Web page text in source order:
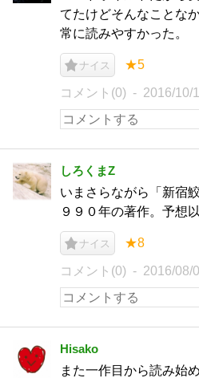
てたけどそんなことな
常に読みやすかった。
ナイス ★5
コメント(0) 2016/10/
しろくまZ
いまさらながら「新宿
９９０年の著作。予想
ナイス ★8
コメント(0) 2016/08/
Hisako
また一作目から読み始